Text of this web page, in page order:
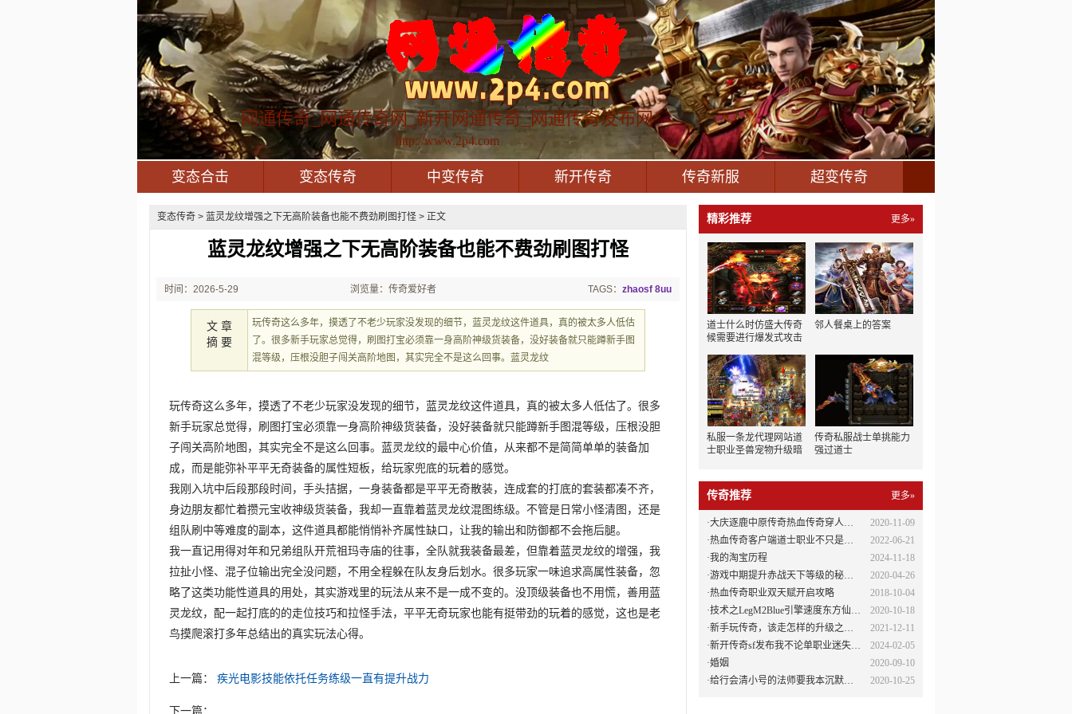
网通传奇_网通传奇网_新开网通传奇_网通传奇发布网
http://www.2p4.com
变态合击 变态传奇 中变传奇 新开传奇 传奇新服 超变传奇
变态传奇 > 蓝灵龙纹‌增强之下无高阶装备也能不费劲刷图打怪 > 正文
蓝灵龙纹‌增强之下无高阶装备也能不费劲刷图打怪
时间：2026-5-29
21:33:37
浏览量：传奇爱好者 TAGS：zhaosf 8uu
文 章
摘 要
玩传奇这么多年，摸透了不老少玩家没发现的细节，蓝灵龙纹这件道具，真的被太多人低估
了。很多新手玩家总觉得，刷图打宝必须靠一身高阶神级货装备，没好装备就只能蹲新手图
混等级，压根没胆子闯关高阶地图，其实完全不是这么回事。蓝灵龙纹
玩传奇这么多年，摸透了不老少玩家没发现的细节，蓝灵龙纹这件道具，真的被太多人低估了。很多
新手玩家总觉得，刷图打宝必须靠一身高阶神级货装备，没好装备就只能蹲新手图混等级，压根没胆
子闯关高阶地图，其实完全不是这么回事。蓝灵龙纹的最中心价值，从来都不是简简单单的装备加
成，而是能弥补平平无奇装备的属性短板，给玩家兜底的玩着的感觉。
我刚入坑中后段那段时间，手头拮据，一身装备都是平平无奇散装，连成套的打底的套装都凑不齐，
身边朋友都忙着攒元宝收神级货装备，我却一直靠着蓝灵龙纹混图练级。不管是日常小怪清图，还是
组队刷中等难度的副本，这件道具都能悄悄补齐属性缺口，让我的输出和防御都不会拖后腿。
我一直记用得对年和兄弟组队开荒祖玛寺庙的往事，全队就我装备最差，但靠着蓝灵龙纹的‌增强，我
拉扯小怪、混子位输出完全没问题，不用全程躲在队友身后划水。很多玩家一味追求高属性装备，忽
略了这类功能性道具的用处，其实游戏里的玩法从来不是一成不变的。没顶级装备也不用慌，善用蓝
灵龙纹，配一起打底的的走位技巧和拉怪手法，平平无奇玩家也能有挺带劲的玩着的感觉，这也是老
鸟摸爬滚打多年总结出的真实玩法心得。
上一篇：疾光电影技能依托任务练级一直有提升战力
下一篇：
精彩推荐 更多»
道士什么时仿盛大传奇
候需要进行爆发式攻击
邻人餐桌上的答案
私服一条龙代理网站道
士职业圣兽宠物升级暗
传奇私服战士单挑能力
强过道士
传奇推荐 更多»
2020-11-09
·大庆逐鹿中原传奇热血传奇穿人穿怪效果脚本
2022-06-21
·热血传奇客户端道士职业不只是打酱油的职业
2024-11-18
·我的淘宝历程
2020-04-26
·游戏中期提升赤战天下等级的秘密你应该知道
2018-10-04
·热血传奇职业双天赋开启攻略
2020-10-18
·技术之LegM2Blue引擎速度东方仙境设置详细技巧
2021-12-11
·新手玩传奇，该走怎样的升级之路？
2024-02-05
·新开传奇sf发布我不论单职业迷失是玩甚么单职业
2020-09-10
·婚姻
2020-10-25
·给行会清小号的法师要我本沉默服务端怎么消除红名